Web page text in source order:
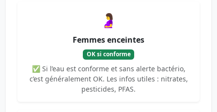
🤰
Femmes enceintes
OK si conforme
✅ Si l’eau est conforme et sans alerte bactério,
c’est généralement OK. Les infos utiles : nitrates,
pesticides, PFAS.